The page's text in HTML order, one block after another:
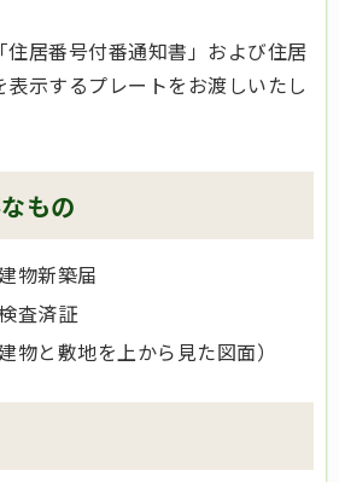
住居番号付番通知書」および住居
示するプレートをお渡しいたし
もの
物新築届
査済証
物と敷地を上から見た図面）